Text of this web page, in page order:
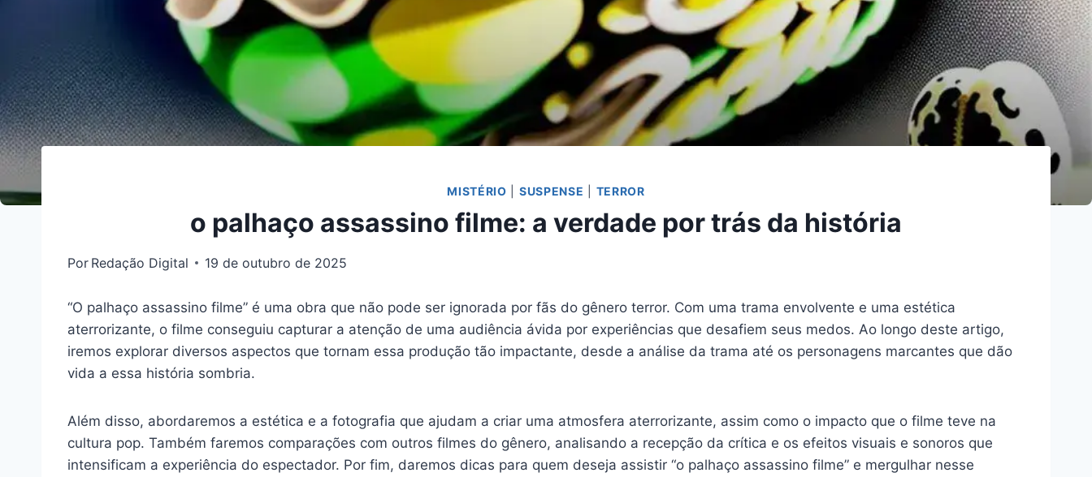
MISTÉRIO SUSPENSE TERROR
o palhaço assassino filme: a verdade por trás da história
Por Redação Digital 19 de outubro de 2025
“O palhaço assassino filme” é uma obra que não pode ser ignorada por fãs do gênero terror. Com uma trama envolvente e uma estética
aterrorizante, o filme conseguiu capturar a atenção de uma audiência ávida por experiências que desafiem seus medos. Ao longo deste artigo,
iremos explorar diversos aspectos que tornam essa produção tão impactante, desde a análise da trama até os personagens marcantes que dão
vida a essa história sombria.
Além disso, abordaremos a estética e a fotografia que ajudam a criar uma atmosfera aterrorizante, assim como o impacto que o filme teve na
cultura pop. Também faremos comparações com outros filmes do gênero, analisando a recepção da crítica e os efeitos visuais e sonoros que
intensificam a experiência do espectador. Por fim, daremos dicas para quem deseja assistir “o palhaço assassino filme” e mergulhar nesse